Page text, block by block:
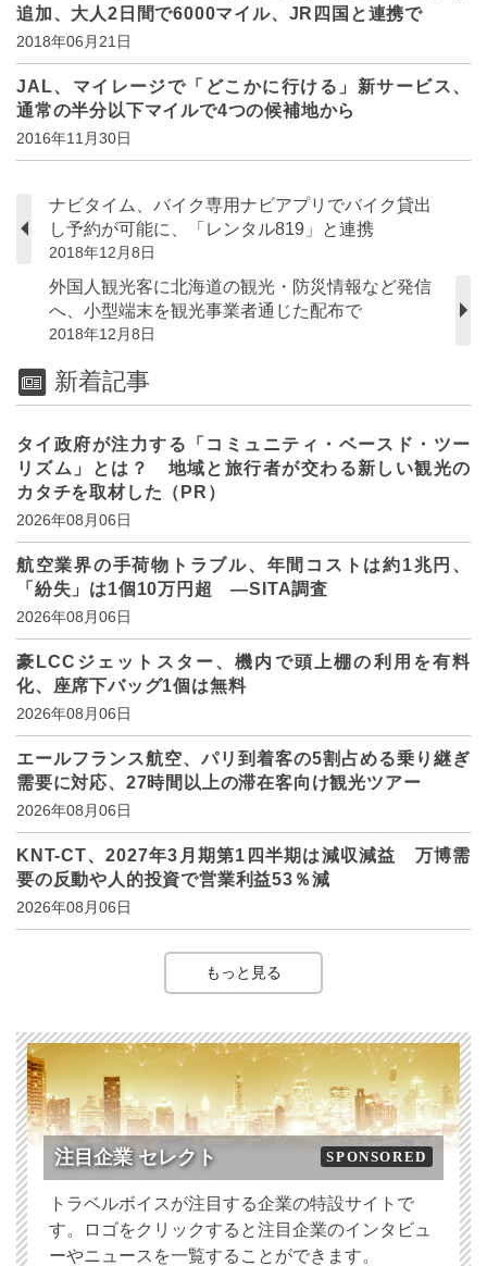
追加、大人2日間で6000マイル、JR四国と連携で
2018年06月21日
JAL、マイレージで「どこかに行ける」新サービス、
通常の半分以下マイルで4つの候補地から
2016年11月30日
ナビタイム、バイク専用ナビアプリでバイク貸出
し予約が可能に、「レンタル819」と連携
2018年12月8日
外国人観光客に北海道の観光・防災情報など発信
へ、小型端末を観光事業者通じた配布で
2018年12月8日
新着記事
タイ政府が注力する「コミュニティ・ベースド・ツー
リズム」とは？ 地域と旅行者が交わる新しい観光の
カタチを取材した（PR）
2026年08月06日
航空業界の手荷物トラブル、年間コストは約1兆円、
「紛失」は1個10万円超 ―SITA調査
2026年08月06日
豪LCCジェットスター、機内で頭上棚の利用を有料
化、座席下バッグ1個は無料
2026年08月06日
エールフランス航空、パリ到着客の5割占める乗り継ぎ
需要に対応、27時間以上の滞在客向け観光ツアー
2026年08月06日
KNT-CT、2027年3月期第1四半期は減収減益 万博需
要の反動や人的投資で営業利益53％減
2026年08月06日
もっと見る
注目企業 セレクト SPONSORED
トラベルボイスが注目する企業の特設サイトで
す。ロゴをクリックすると注目企業のインタビュ
ーやニュースを一覧することができます。